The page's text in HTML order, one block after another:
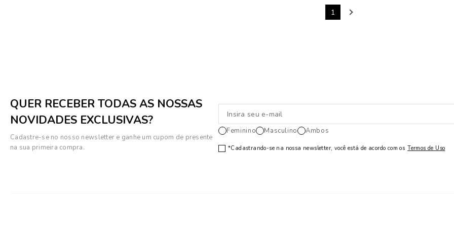
1
QUER RECEBER TODAS AS NOSSAS
NOVIDADES EXCLUSIVAS?
Cadastre-se no nosso newsletter e ganhe um cupom de presente
na sua primeira compra.
Feminino
Masculino Ambos
*Cadastrando-se na nossa newsletter, você está de acordo com os Termos de Uso